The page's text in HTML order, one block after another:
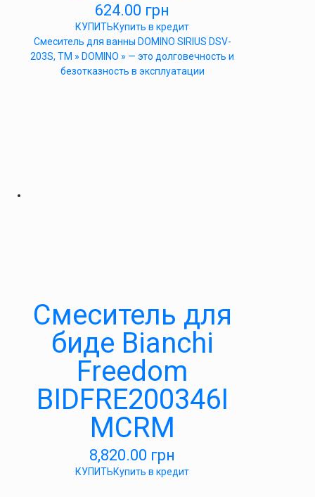
624.00 грн
КУПИТЬКупить в кредит
Cмеситель для ванны DOMINO SIRIUS DSV-
203S, ТМ » DOMINO » — это долговечность и
безотказность в эксплуатации
Смеситель для
биде Bianchi
Freedom
BIDFRE200346I
MCRM
8,820.00 грн
КУПИТЬКупить в кредит